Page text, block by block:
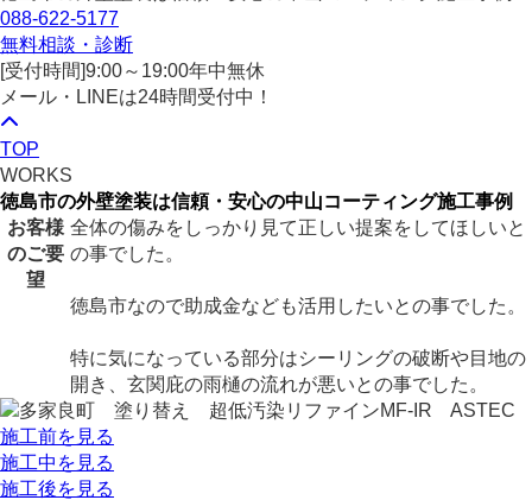
088-622-5177
無料相談・診断
[受付時間]9:00～19:00年中無休
メール・LINEは24時間受付中！
TOP
WORKS
徳島市の外壁塗装は信頼・安心の中山コーティング施工事例
お客様
のご要
望
全体の傷みをしっかり見て正しい提案をしてほしいと
の事でした。
徳島市なので助成金なども活用したいとの事でした。
特に気になっている部分はシーリングの破断や目地の
開き、玄関庇の雨樋の流れが悪いとの事でした。
施工前を見る
施工中を見る
施工後を見る